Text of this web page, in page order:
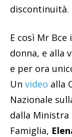
discontinuità.
E così Mr
donna, e alla
e per ora
Un video alla
Nazionale
dalla
Famiglia,